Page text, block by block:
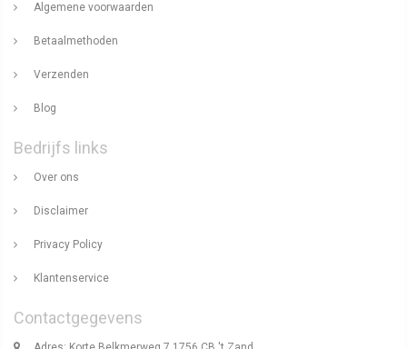
Algemene voorwaarden
Betaalmethoden
Verzenden
Blog
Bedrijfs links
Over ons
Disclaimer
Privacy Policy
Klantenservice
Contactgegevens